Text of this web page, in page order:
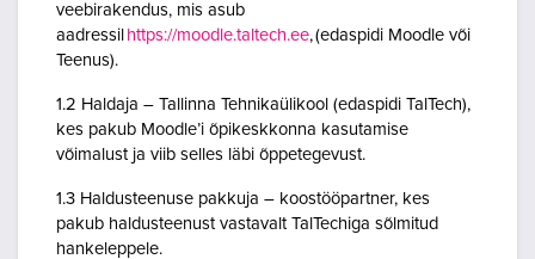
veebirakendus, mis asub
aadressil https://moodle.taltech.ee, (edaspidi Moodle või
Teenus).
1.2 Haldaja – Tallinna Tehnikaülikool (edaspidi TalTech),
kes pakub Moodle’i õpikeskkonna kasutamise
võimalust ja viib selles läbi õppetegevust.
1.3 Haldusteenuse pakkuja – koostööpartner, kes
pakub haldusteenust vastavalt TalTechiga sõlmitud
hankeleppele.